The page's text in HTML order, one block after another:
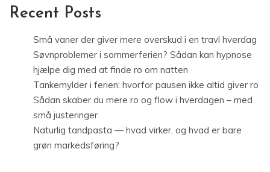
Recent Posts
Små vaner der giver mere overskud i en travl hverdag
Søvnproblemer i sommerferien? Sådan kan hypnose
hjælpe dig med at finde ro om natten
Tankemylder i ferien: hvorfor pausen ikke altid giver ro
Sådan skaber du mere ro og flow i hverdagen – med
små justeringer
Naturlig tandpasta — hvad virker, og hvad er bare
grøn markedsføring?